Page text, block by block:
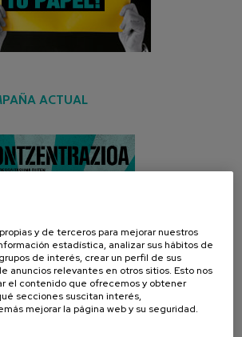
ACTUAL
y de terceros para mejorar nuestros
estadística, analizar sus hábitos de
de interés, crear un perfil de sus
anuncios relevantes en otros sitios. Esto nos
el contenido que ofrecemos y obtener
secciones suscitan interés,
mejorar la página web y su seguridad.